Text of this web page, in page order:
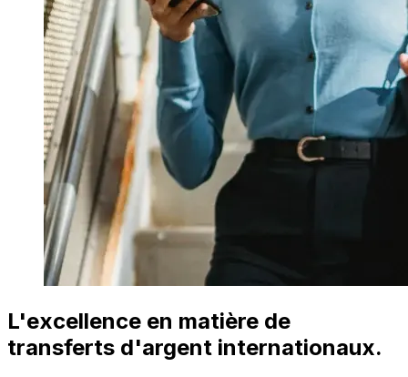
L'excellence en matière de
transferts d'argent internationaux.